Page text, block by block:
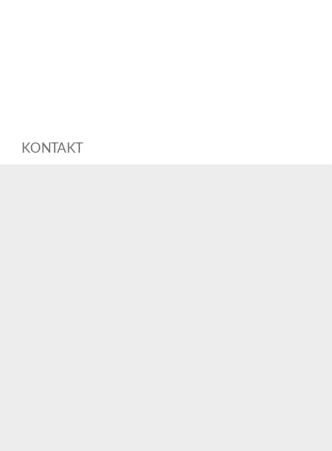
KONTAKT